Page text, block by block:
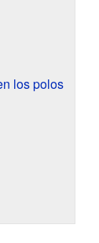
los polos